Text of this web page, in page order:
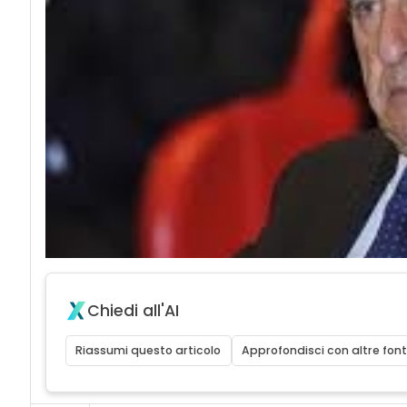
Chiedi all'AI
Riassumi questo articolo Approfondisci con altre